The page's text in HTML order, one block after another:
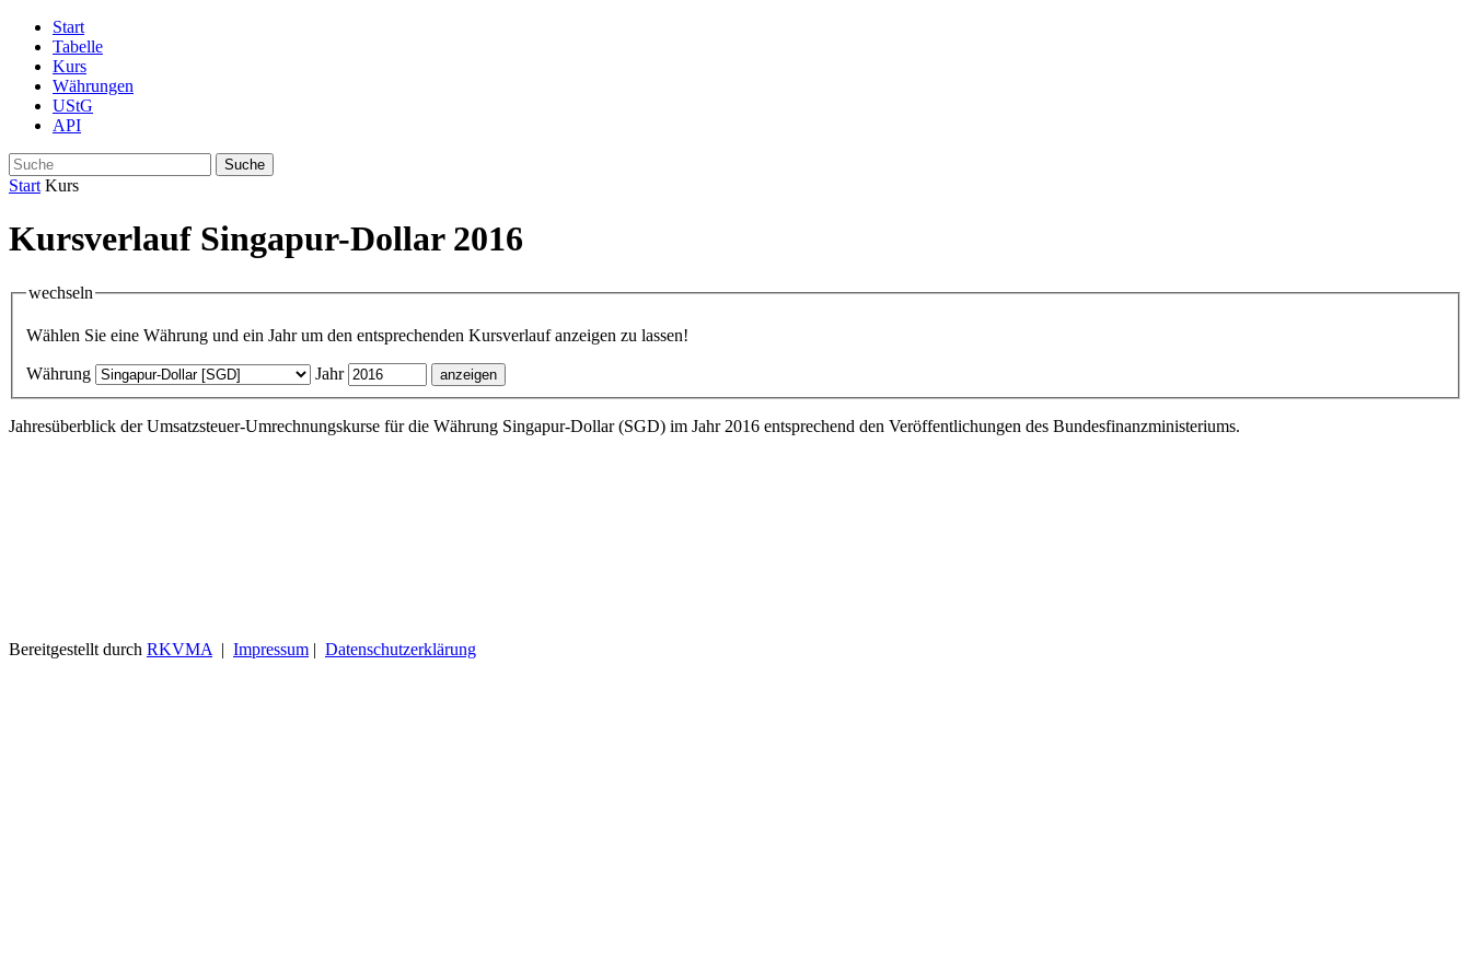
Start
Tabelle
Kurs
Währungen
UStG
API
Suche
Start Kurs
Kursverlauf Singapur-Dollar 2016
wechseln
Wählen Sie eine Währung und ein Jahr um den entsprechenden Kursverlauf anzeigen zu lassen!
Währung Jahr
Jahresüberblick der Umsatzsteuer-Umrechnungskurse für die Währung Singapur-Dollar (SGD) im Jahr 2016 entsprechend den Veröffentlichungen des Bundesfinanzministeriums.
Bereitgestellt durch RKVMA| Impressum Datenschutzerklärung